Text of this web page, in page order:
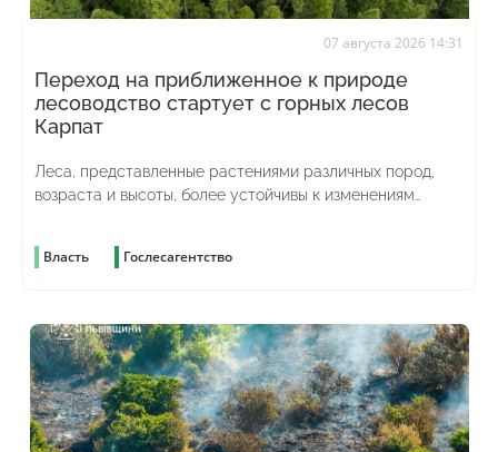
07 августа 2026 14:31
Переход на приближенное к природе
лесоводство стартует с горных лесов
Карпат
Леса, представленные растениями различных пород,
возраста и высоты, более устойчивы к изменениям
Власть Гослесагентство